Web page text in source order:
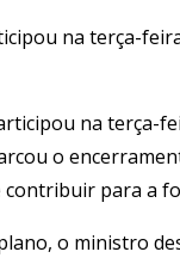
na terça-
na
o
para a
o ministro